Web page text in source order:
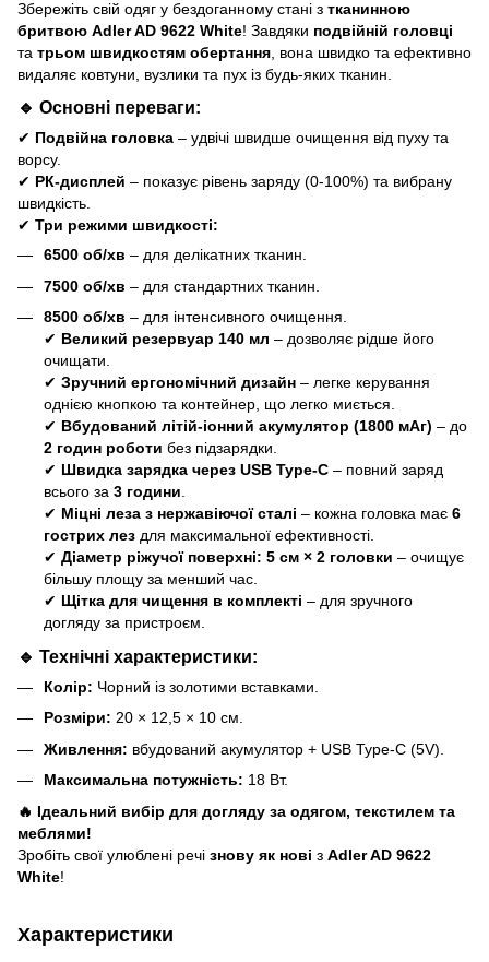
Збережіть свій одяг у бездоганному стані з тканинною
бритвою Adler AD 9622 White! Завдяки подвійній головці
та трьом швидкостям обертання , вона швидко та ефективно
видаляє ковтуни, вузлики та пух із будь-яких тканин.
🔹 Основні переваги:
✔ Подвійна головка – удвічі швидше очищення від пуху та
ворсу.
✔ РК-дисплей – показує рівень заряду (0-100%) та вибрану
швидкість.
✔ Три режими швидкості:
6500 об/хв – для делікатних тканин.
7500 об/хв – для стандартних тканин.
8500 об/хв – для інтенсивного очищення.
✔ Великий резервуар 140 мл – дозволяє рідше його
очищати.
✔ Зручний ергономічний дизайн – легке керування
однією кнопкою та контейнер, що легко миється.
✔ Вбудований літій-іонний акумулятор (1800 мАг) – до
2 годин роботи без підзарядки.
✔ Швидка зарядка через USB Type-C – повний заряд
всього за 3 години
✔ Міцні леза з нержавіючої сталі – кожна головка має 6
гострих лез для максимальної ефективності.
✔ Діаметр ріжучої поверхні: 5 см × 2 головки – очищує
більшу площу за менший час.
✔ Щітка для чищення в комплекті – для зручного
догляду за пристроєм.
🔹 Технічні характеристики:
Колір: Чорний із золотими вставками.
Розміри: 20 × 12,5 × 10 см.
Живлення: вбудований акумулятор + USB Type-C (5V).
Максимальна потужність: 18 Вт.
🔥 Ідеальний вибір для догляду за одягом, текстилем та
меблями!
Зробіть свої улюблені речі знову як нові з Adler AD 9622
White!
Характеристики